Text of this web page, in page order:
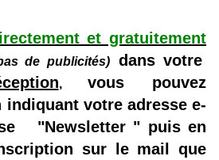
et gratuitement
de publicités)dans votre
,vous pouvez
indiquant votre adresse e-
"Newsletter " puis en
sur le mail que